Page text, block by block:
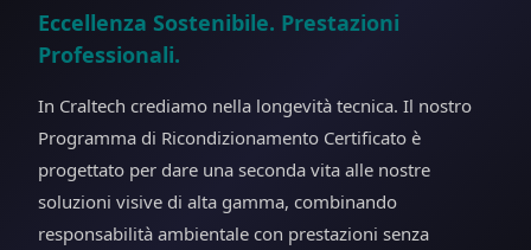
Eccellenza Sostenibile. Prestazioni
Professionali.
In Craltech crediamo nella longevità tecnica. Il nostro
Programma di Ricondizionamento Certificato è
progettato per dare una seconda vita alle nostre
soluzioni visive di alta gamma, combinando
responsabilità ambientale con prestazioni senza